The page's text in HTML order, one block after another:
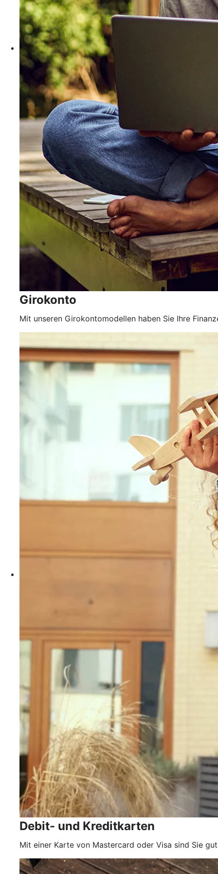
Girokonto
Mit unseren Girokontomodellen haben Sie Ihre
Debit- und Kreditkarten
Mit einer Karte von Mastercard oder Visa sind Sie